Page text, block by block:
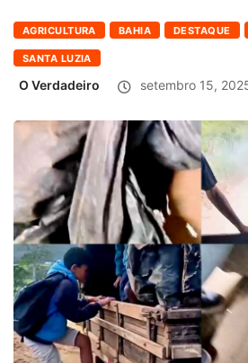
AGRICULTURA BAHIA DESTAQUE
SANTA LUZIA
O Verdadeiro setembro 15,